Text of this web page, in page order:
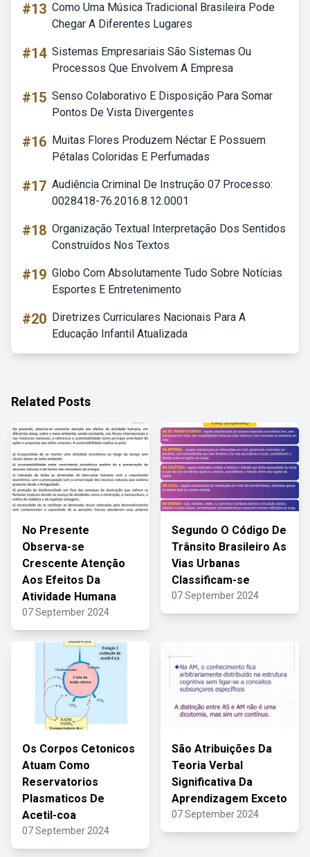
#13 Como Uma Música Tradicional Brasileira Pode
Chegar A Diferentes Lugares
#14 Sistemas Empresariais São Sistemas Ou
Processos Que Envolvem A Empresa
#15 Senso Colaborativo E Disposição Para Somar
Pontos De Vista Divergentes
#16 Muitas Flores Produzem Néctar E Possuem
Pétalas Coloridas E Perfumadas
#17 Audiência Criminal De Instrução 07 Processo:
0028418-76.2016.8.12.0001
#18 Organização Textual Interpretação Dos Sentidos
Construídos Nos Textos
#19 Globo Com Absolutamente Tudo Sobre Notícias
Esportes E Entretenimento
#20 Diretrizes Curriculares Nacionais Para A
Educação Infantil Atualizada
Related Posts
No Presente
Observa-se
Crescente Atenção
Aos Efeitos Da
Atividade Humana
07 September 2024
Segundo O Código De
Trânsito Brasileiro As
Vias Urbanas
Classificam-se
07 September 2024
Os Corpos Cetonicos
Atuam Como
Reservatorios
Plasmaticos De
Acetil-coa
07 September 2024
São Atribuições Da
Teoria Verbal
Significativa Da
Aprendizagem Exceto
07 September 2024